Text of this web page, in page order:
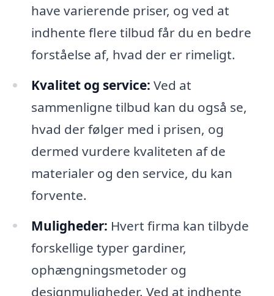
have varierende priser, og ved at
indhente flere tilbud får du en bedre
forståelse af, hvad der er rimeligt.
Kvalitet og service: Ved at
sammenligne tilbud kan du også se,
hvad der følger med i prisen, og
dermed vurdere kvaliteten af de
materialer og den service, du kan
forvente.
Muligheder: Hvert firma kan tilbyde
forskellige typer gardiner,
ophængningsmetoder og
designmuligheder. Ved at indhente